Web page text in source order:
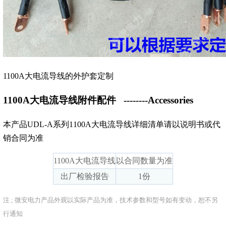
1100A大电流导线的外护套定制
1100A大电流导线附件配件 --------Accessories
本产品UDL-A系列1100A大电流导线详细清单请以说明书或代
销合同为准
1100A大电流导线 以合同数量为准
出厂检验报告
1份
注 ; 微安电力产品外观以实际产品为准，技术参数和型号如有变动，恕不另
行通知